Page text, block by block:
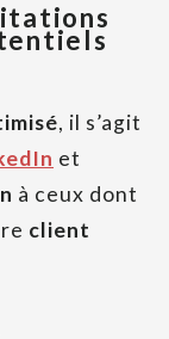
, il s’agit
et
à ceux dont
client